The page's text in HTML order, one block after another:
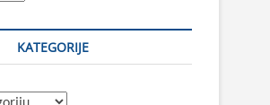
KATEGORIJE